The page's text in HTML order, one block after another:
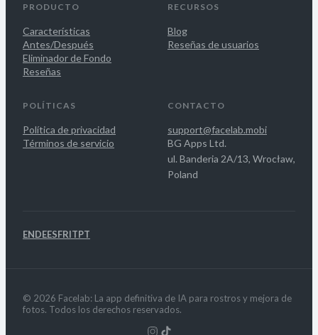
PRODUCTO
Características
Antes/Después
Eliminador de Fondo
Reseñas
RECURSOS
Blog
Reseñas de usuarios
POLÍTICAS
Política de privacidad
Términos de servicio
CONTACTO
support@facelab.mobi
BG Apps Ltd.
ul. Banderia 2A/13, Wrocław,
Poland
ENDEESFRITPT
© 2026 Facelab: La app definitiva de IA para rostros y mejora de
fotos. Todos los derechos reservados.